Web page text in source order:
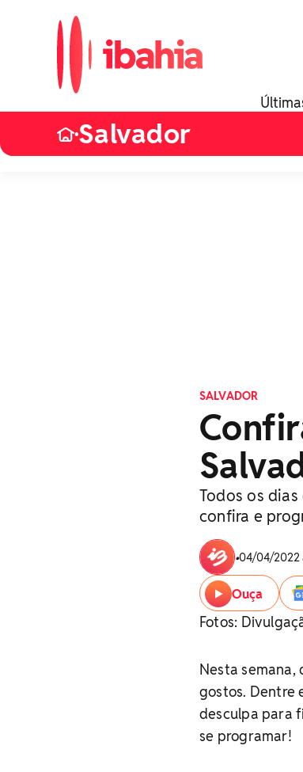
•Salvador
SALVADOR
Todos os
confira e
•04/04/2022
Ouça
Fotos:
Nesta semana,
gostos. Dentre
desculpa para
se programar!